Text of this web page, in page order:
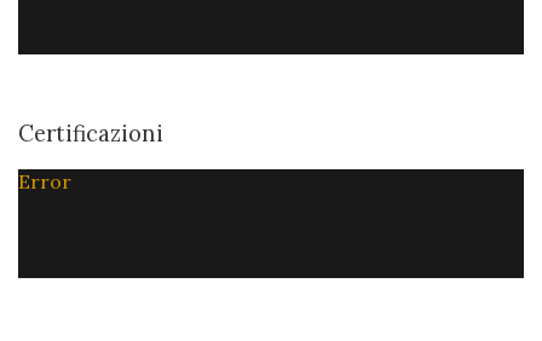
Certificazioni
Error